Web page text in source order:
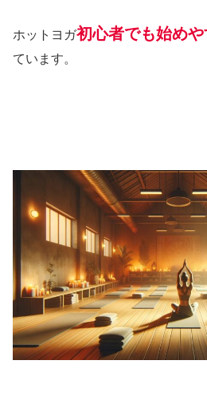
ホットヨガ初心者でも始め
ています。